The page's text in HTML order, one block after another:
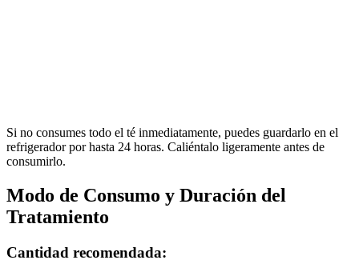
Si no consumes todo el té inmediatamente, puedes guardarlo en el
refrigerador por hasta 24 horas. Caliéntalo ligeramente antes de
consumirlo.
Modo de Consumo y Duración del
Tratamiento
Cantidad recomendada: